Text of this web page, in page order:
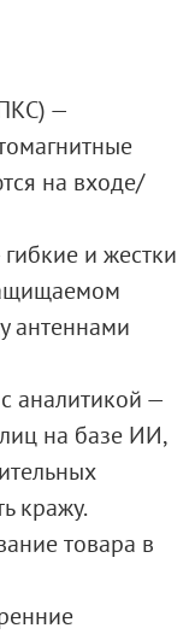
—
на входе/
и жестки
антеннами
аналитикой —
на базе ИИ,
кражу.
товара в